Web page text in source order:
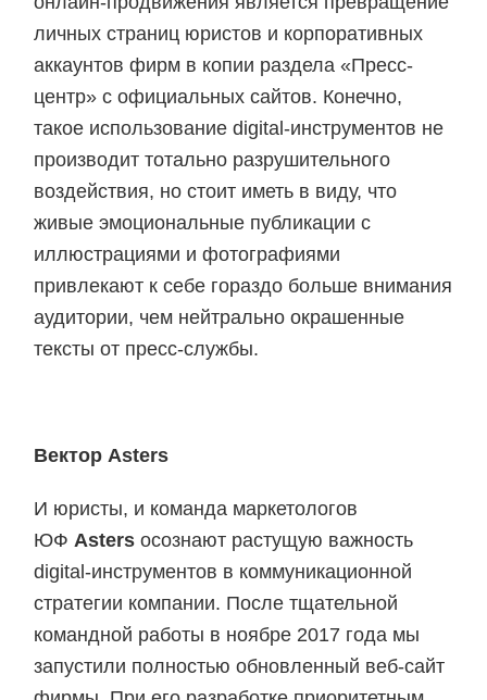
личных страниц юристов и корпоративных
аккаунтов фирм в копии раздела «Пресс-
центр» с официальных сайтов. Конечно,
такое использование digital-инструментов не
производит тотально разрушительного
воздействия, но стоит иметь в виду, что
живые эмоциональные публикации с
иллюстрациями и фотографиями
привлекают к себе гораздо больше внимания
аудитории, чем нейтрально окрашенные
тексты от пресс-службы.
Вектор Asters
И юристы, и команда маркетологов
ЮФAsters осознают растущую важность
digital-инструментов в коммуникационной
стратегии компании. После тщательной
командной работы в ноябре 2017 года мы
запустили полностью обновленный веб-сайт